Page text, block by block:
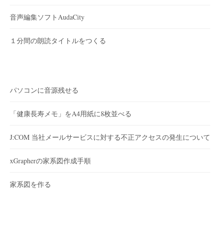
音声編集ソフトAudaCity
１分間の朗読タイトルをつくる
パソコンに音源残せる
「健康長寿メモ」をA4用紙に8枚並べる
J:COM 当社メールサービスに対する不正アクセスの発生について
xGrapherの家系図作成手順
家系図を作る